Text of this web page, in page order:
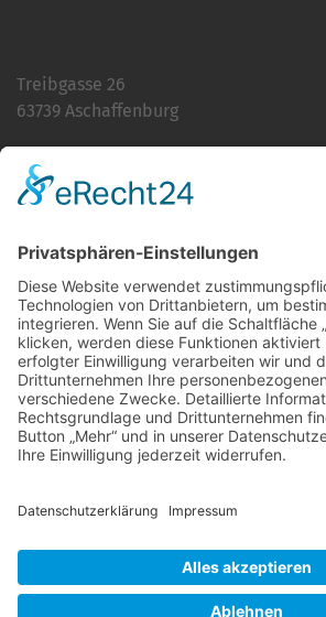
Treibgasse 26
63739 Aschaffenburg
E-Mailinfo@martinushaus.de
Mo?Fr8.30 ? 12.00 Uhr
Mo?Do13.00 ? 16.00 Uhr